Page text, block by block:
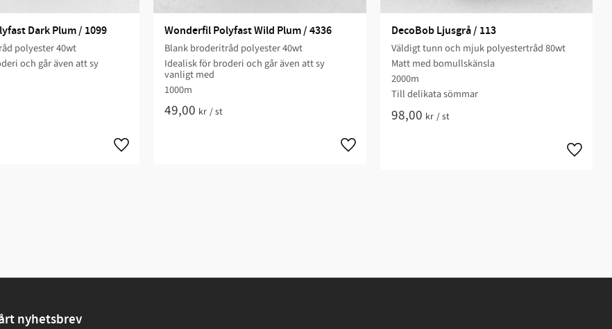
Dark Plum / 1099
polyester 40wt
och går även att sy
Wonderfil Polyfast Wild Plum / 4336
Blank broderitråd polyester 40wt
Idealisk för broderi och går även att sy
vanligt med
1000m
49,00 kr /st
DecoBob Ljusgrå / 113
Väldigt tunn och mjuk polyestertråd 80wt
Matt med bomullskänsla
2000m
Till delikata sömmar
98,00 kr /st
nyhetsbrev